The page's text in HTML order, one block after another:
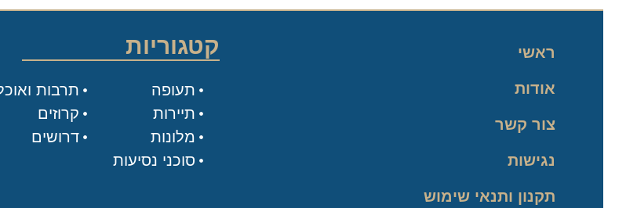
ראשי
אודות
צור קשר
נגישות
תקנון ותנאי שימוש
קטגוריות
תעופה
תיירות
מלונות
סוכני נסיעות
תרבות ואוכל
קרוזים
דרושים